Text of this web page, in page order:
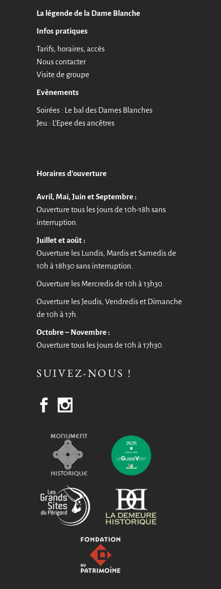
La légende de la Dame Blanche
Infos pratiques
Tarifs, horaires, accès
Nous contacter
Visite de groupe
Evènements
Soirées : Le bal des Dames Blanches
Jeu : L’Epee des ancêtres
Horaires d’ouverture
Avril, Mai, Juin et Septembre :
Ouverture tous les jours de 10h-18h sans
interruption.
Juillet et août :
Ouverture les Lundis, Mardis et Samedis de
10h à 18h30 sans interruption.
Ouverture les Mercredis de 10h à 13h30.
Ouverture les Jeudis, Vendredis et Dimanche
de 10h à 17h.
Octobre – Novembre :
Ouverture tous les jours de 10h à 17h30.
SUIVEZ-NOUS !